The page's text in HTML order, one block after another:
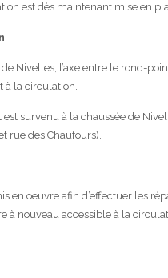
est dès maintenant mise en
de Nivelles, l’axe entre le rond-
à la circulation.
est survenu à la chaussée de
rue des Chaufours).
en oeuvre afin d’effectuer les
à nouveau accessible à la